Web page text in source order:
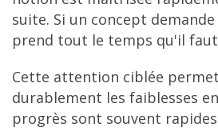
suite. Si un concept
prend tout le temps qu'il
Cette attention ciblée
durablement les faiblesses
progrès sont souvent